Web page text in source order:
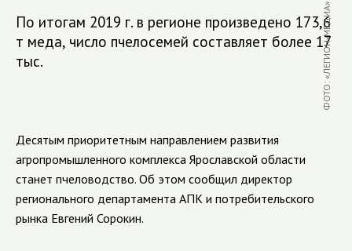
По итогам 2019 г. в регионе произведено 173,6
т меда, число пчелосемей составляет более 17
тыс.
ФОТО: «ЛЕГИОН-МЕДИА»
Десятым приоритетным направлением развития
агропромышленного комплекса Ярославской области
станет пчеловодство. Об этом сообщил директор
регионального департамента АПК и потребительского
рынка Евгений Сорокин.